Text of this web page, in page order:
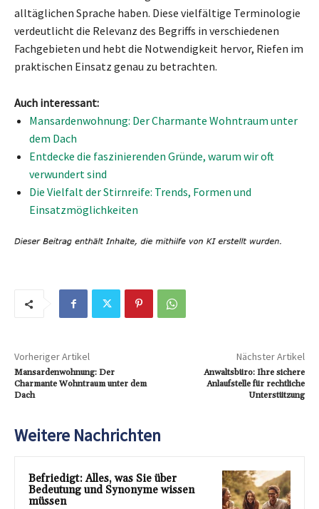
alltäglichen Sprache haben. Diese vielfältige Terminologie
verdeutlicht die Relevanz des Begriffs in verschiedenen
Fachgebieten und hebt die Notwendigkeit hervor, Riefen im
praktischen Einsatz genau zu betrachten.
Auch interessant:
Mansardenwohnung: Der Charmante Wohntraum unter
dem Dach
Entdecke die faszinierenden Gründe, warum wir oft
verwundert sind
Die Vielfalt der Stirnreife: Trends, Formen und
Einsatzmöglichkeiten
Vorheriger Artikel
Mansardenwohnung: Der
Charmante Wohntraum unter dem
Dach
Nächster Artikel
Anwaltsbüro: Ihre sichere
Anlaufstelle für rechtliche
Unterstützung
Weitere Nachrichten
Befriedigt: Alles, was Sie über
Bedeutung und Synonyme wissen
müssen